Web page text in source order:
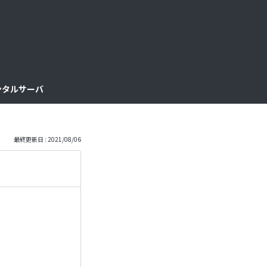
ルサーバ
る
最終更新日 : 2021/08/06